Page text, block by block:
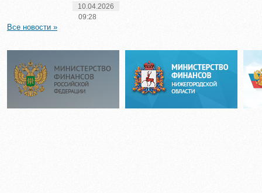
10.04.2026
09:28
Все новости »